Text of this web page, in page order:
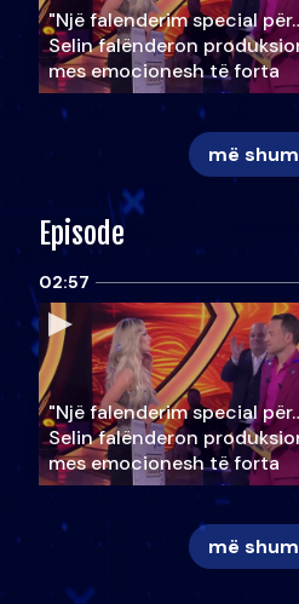
"Një falenderim special
Selin falënderon
mes emocionesh të forta
më
Episode
02:57
"Një falenderim special
Selin falënderon
mes emocionesh të forta
më